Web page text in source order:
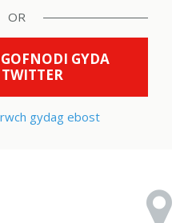
OR
GYDA
TWITTER
gydag ebost